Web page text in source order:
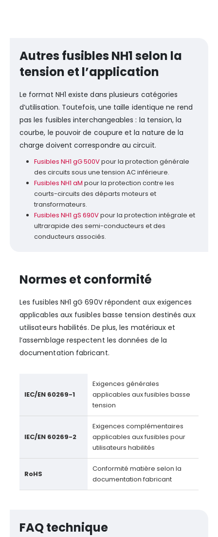
Autres fusibles NH1 selon la
tension et l’application
Le format NH1 existe dans plusieurs catégories
d’utilisation. Toutefois, une taille identique ne rend
pas les fusibles interchangeables : la tension, la
courbe, le pouvoir de coupure et la nature de la
charge doivent correspondre au circuit.
Fusibles NH1 gG 500Vpour la protection générale
des circuits sous une tension AC inférieure.
Fusibles NH1 aM pour la protection contre les
courts-circuits des départs moteurs et
transformateurs.
Fusibles NH1 gS 690Vpour la protection intégrale et
ultrarapide des semi-conducteurs et des
conducteurs associés.
Normes et conformité
Les fusibles NH1 gG 690V répondent aux exigences
applicables aux fusibles basse tension destinés aux
utilisateurs habilités. De plus, les matériaux et
l’assemblage respectent les données de la
documentation fabricant.
IEC/EN 60269-1
Exigences générales
applicables aux fusibles basse
tension
IEC/EN 60269-2
Exigences complémentaires
applicables aux fusibles pour
utilisateurs habilités
RoHS
Conformité matière selon la
documentation fabricant
FAQ technique